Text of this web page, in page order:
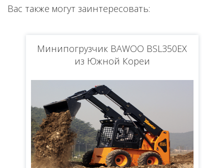
Ваc также могут заинтересовать:
Минипогрузчик BAWOO BSL350EX
из Южной Кореи